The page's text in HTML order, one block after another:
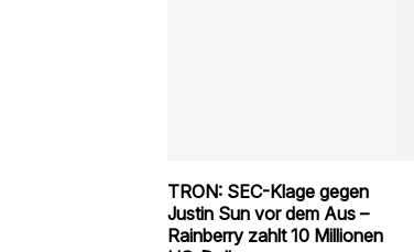
TRON: SEC-Klage gegen
Justin Sun vor dem Aus –
Rainberry zahlt 10 Millionen